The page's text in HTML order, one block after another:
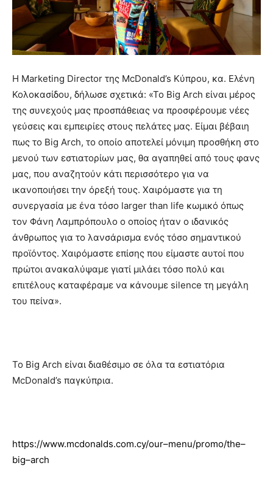
Η Marketing Director της McDonald’s Κύπρου, κα. Ελένη
Κολοκασίδου, δήλωσε σχετικά: «Το Big Arch είναι μέρος
της συνεχούς μας προσπάθειας να προσφέρουμε νέες
γεύσεις και εμπειρίες στους πελάτες μας. Είμαι βέβαιη
πως το Big Arch, το οποίο αποτελεί μόνιμη προσθήκη στο
μενού των εστιατορίων μας, θα αγαπηθεί από τους φανς
μας, που αναζητούν κάτι περισσότερο για να
ικανοποιήσει την όρεξή τους. Χαιρόμαστε για τη
συνεργασία με ένα τόσο larger than life κωμικό όπως
τον Φάνη Λαμπρόπουλο ο οποίος ήταν ο ιδανικός
άνθρωπος για το λανσάρισμα ενός τόσο σημαντικού
προϊόντος. Χαιρόμαστε επίσης που είμαστε αυτοί που
πρώτοι ανακαλύψαμε γιατί μιλάει τόσο πολύ και
επιτέλους καταφέραμε να κάνουμε silence τη μεγάλη
του πείνα».
Το Big Arch είναι διαθέσιμο σε όλα τα εστιατόρια
McDonald’s παγκύπρια.
https://www.mcdonalds.com.cy/our–menu/promo/the–
big–arch